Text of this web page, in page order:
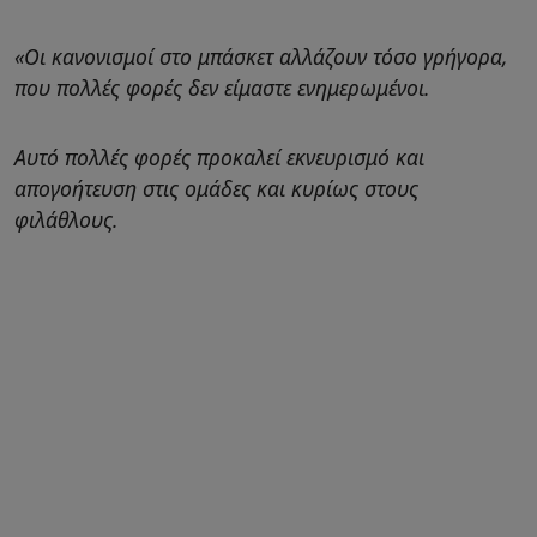
«Οι κανονισμοί στο μπάσκετ αλλάζουν τόσο γρήγορα,
που πολλές φορές δεν είμαστε ενημερωμένοι.
Αυτό πολλές φορές προκαλεί εκνευρισμό και
απογοήτευση στις ομάδες και κυρίως στους
φιλάθλους.